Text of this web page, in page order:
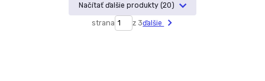
Načítať ďalšie produkty (20)
strana z 3ďalšie